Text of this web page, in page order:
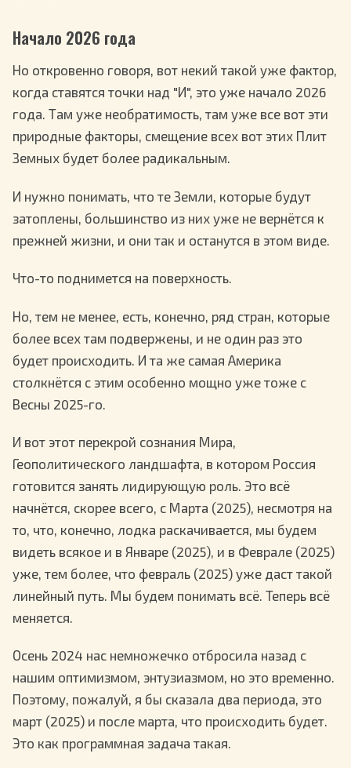
Начало 2026 года
Но откровенно говоря, вот некий такой уже фактор,
когда ставятся точки над "И", это уже начало 2026
года. Там уже необратимость, там уже все вот эти
природные факторы, смещение всех вот этих Плит
Земных будет более радикальным.
И нужно понимать, что те Земли, которые будут
затоплены, большинство из них уже не вернётся к
прежней жизни, и они так и останутся в этом виде.
Что-то поднимется на поверхность.
Но, тем не менее, есть, конечно, ряд стран, которые
более всех там подвержены, и не один раз это
будет происходить. И та же самая Америка
столкнётся с этим особенно мощно уже тоже с
Весны 2025-го.
И вот этот перекрой сознания Мира,
Геополитического ландшафта, в котором Россия
готовится занять лидирующую роль. Это всё
начнётся, скорее всего, с Марта (2025), несмотря на
то, что, конечно, лодка раскачивается, мы будем
видеть всякое и в Январе (2025), и в Феврале (2025)
уже, тем более, что февраль (2025) уже даст такой
линейный путь. Мы будем понимать всё. Теперь всё
меняется.
Осень 2024 нас немножечко отбросила назад с
нашим оптимизмом, энтузиазмом, но это временно.
Поэтому, пожалуй, я бы сказала два периода, это
март (2025) и после марта, что происходить будет.
Это как программная задача такая.